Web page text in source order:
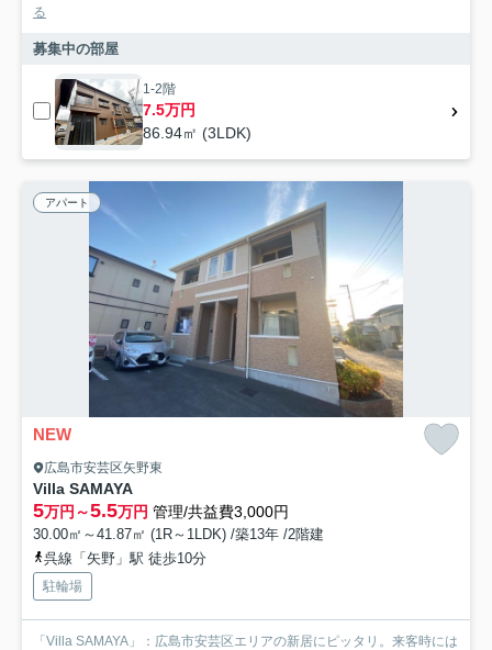
る
募集中の部屋
1-2階
7.5万円
86.94㎡ (3LDK)
アパート
NEW
広島市安芸区矢野東
Villa SAMAYA
5万円～5.5万円 管理/共益費3,000円
30.00㎡～41.87㎡ (1R～1LDK) /築13年 /2階建
呉線「矢野」駅 徒歩10分
駐輪場
「Villa SAMAYA」：広島市安芸区エリアの新居にピッタリ。来客時には